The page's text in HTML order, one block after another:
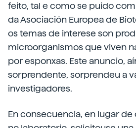
feito, tal e como se puido
da Asociación Europea de
os temas de interese son
microorganismos que viven
por esponxas. Este anuncio,
sorprendente, sorprendeu a
investigadores.
En consecuencia, en lugar